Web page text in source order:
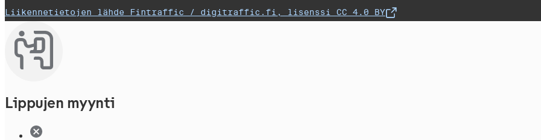
Liikennetietojen lähde Fintraffic / digitraffic.fi, lisenssi CC 4.0 BY
,Avataan uudessa välilehdessä
Lippujen myynti